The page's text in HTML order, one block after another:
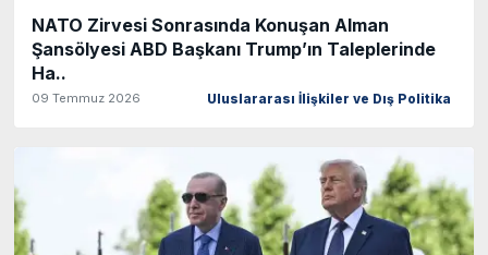
NATO Zirvesi Sonrasında Konuşan Alman
Şansölyesi ABD Başkanı Trump’ın Taleplerinde
Ha..
09 Temmuz 2026 Uluslararası İlişkiler ve Dış Politika